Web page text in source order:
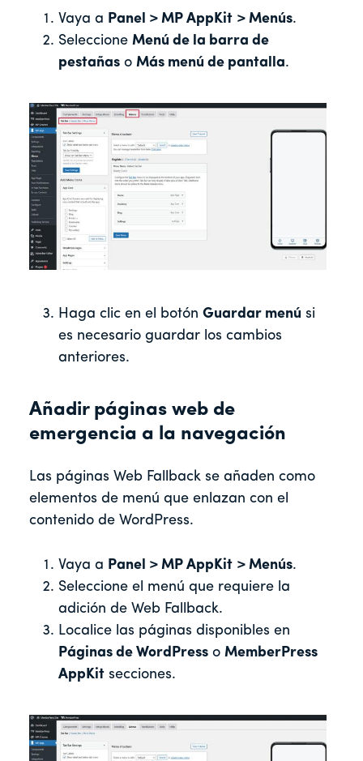
Vaya a Panel > MP AppKit > Menús.
Seleccione Menú de la barra de
pestañas o Más menú de pantalla.
Haga clic en el botón Guardar menú si
es necesario guardar los cambios
anteriores.
Añadir páginas web de
emergencia a la navegación
Las páginas Web Fallback se añaden como
elementos de menú que enlazan con el
contenido de WordPress.
Vaya a Panel > MP AppKit > Menús.
Seleccione el menú que requiere la
adición de Web Fallback.
Localice las páginas disponibles en
Páginas de WordPress o MemberPress
AppKit secciones.